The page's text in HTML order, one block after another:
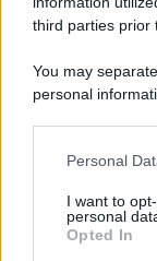
third parties prior
You may
personal
This information
disclose it to
Please note that
Personal
I want to
personal
Opted In